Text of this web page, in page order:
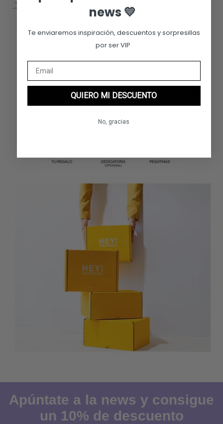
Apúntate a la news y consigue
un 10% de descuento
news 💛
Te enviaremos inspiración, descuentos y sorpresillas
por ser VIP
QUIERO MI DESCUENTO
No, gracias